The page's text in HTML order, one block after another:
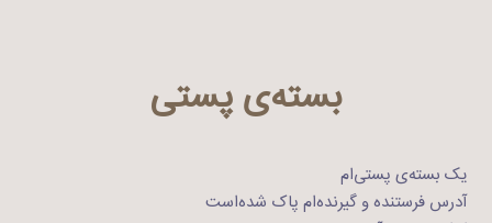
بسته‌ی پستی
یک بسته‌ی پستی‌ام
آدرس فرستنده و گیرنده‌ام پاک شده‌است